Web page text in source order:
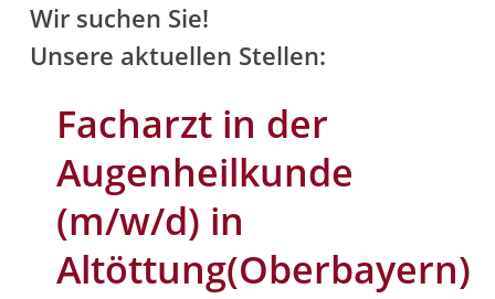
Wir suchen Sie!
Unsere aktuellen Stellen:
Facharzt in der
Augenheilkunde
(m/w/d) in
Altöttung(Oberbayern)